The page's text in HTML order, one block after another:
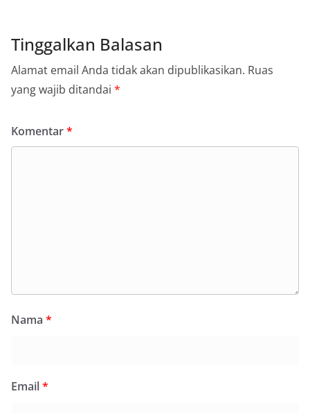
Tinggalkan Balasan
Alamat email Anda tidak akan dipublikasikan. Ruas
yang wajib ditandai *
Komentar*
Nama *
Email*